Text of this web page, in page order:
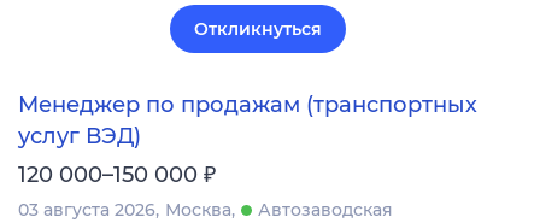
Откликнуться
Менеджер по продажам (транспортных
услуг ВЭД)
120 000–150 000 ₽
03 августа 2026 Москва
Автозаводская